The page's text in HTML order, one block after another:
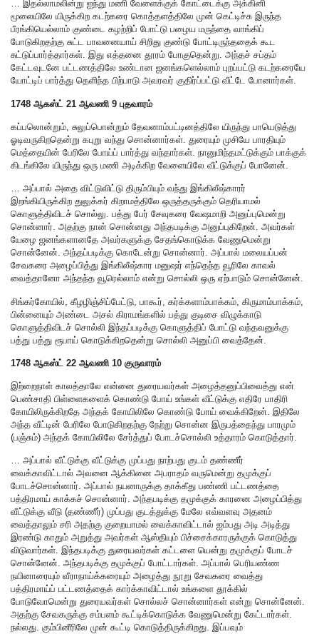
… இதல்லாமலின்று ஐந்து மணி வேளைக்குக் கோட்டைக்கு அக்கினி
மூலையிலே யிருக்கிற கடற்கரை கொத்தளத்திலே முன் கெட்டிச்சு இருந்த
பீரங்கியெல்லாம் குண்டை கழற்றிப் போட்டு பழைய மருந்தை வாங்கிப்
போடுகிறதற்கு சுட்ட பாவனையாய் சிறிது குண்டு போட்டிருந்ததைக் கூட
சுட்டுப்பார்த்தார்கள். இது எத்தனை தூரம் போகுதென்று. அந்தச் சப்தம்
கேட்டவுடனே பட்டணத்திலே உண்டான ஜனங்களெல்லாம் புறப்பட்டு கடற்கரையே
யோட்டிப் பார்த்து தெளிந்த பிற்பாடு அவரவர் குதிர்ப்பட்டு வீட்டே போனார்கள்.
1748 ஆகஸ்ட் 21 ஆவணி 9 புதவாரம்
கப்பலொன்றும், சுலுப்பொன்றும் தேவனாம்பட்டினத்திலே யிருந்து பாயெடுத்து
ஓடிவருகிறதென்று கபுறு வந்து சொன்னார்கள். துரையும் முசியே பாரதியும்
மெத்தையின் பேரிலே போய்ப் பார்த்து வந்தார்கள். நானுமிந்தமட்டுக்கும் பாக்குக்
கிடங்கிலே யிருந்து ஒரு மணி அடிக்கிற வேளையிலே வீட்டுக்குப் போனேன்.
… அப்பால் அதை விட்டுவிட்டு திரும்பியும் வந்து இங்கிலீஷ்காரர்
இறங்கியிருக்கிற துலுக்கர் கிறாமத்திலே ஒருத்தருக்கும் தெரியாமல்
கொளுத்திவிடச் சொல்லு. பத்து பேர் சேவுகரை வேஷமாறி அனுப்புமென்று
சொன்னார். அதற்கு நான் சொன்னது அந்தபடிக்கு அனுப்புகிறேன். அவர்கள்
யேழை ஜனங்களானதே அவர்களுக்கு சேதங்கொடுக்க வேணுமென்று
சொன்னேன். அந்தப்படிக்கு கொடேன்று சொன்னார். அப்பால் மலையப்பன்
சேவகரை அழைப்பித்து இங்கிலீஷ்கார மனுஷர் எந்தெந்த வூரிலே காவல்
வைத்தானோ அந்தந்த வூரெல்லாம் என்று சொல்லி ஒரு ஏற்பாடும் சொன்னேன்.
சிங்கர்கோயில், கீழழிஞ்சிப்பேட்டு, பாகூர், கர்க்களாம்பாக்கம், கிருமாம்பாக்கம்,
பின்னையும் அண்டை அசல் கிராமங்களில் பத்து குடிசை விழுக்காடு
கொளுத்திவிடச் சொல்லி இந்தப்படிக்கு கொளுத்திப் போட்டு வந்தவனுக்கு
பத்து பத்து ரூபாய் கொடுக்கிறதென்று சொல்லி அனுப்பி வைத்தேன்.
1748 ஆகஸ்ட் 22 ஆவணி 10 குருவாரம்
இற்றைநாள் காலத்தாலே என்னை துரையவர்கள் அழைத்தனுப்பிவைத்து என்
பெண்சாதி பிள்ளைகளைக் கொண்டு போய் உங்கள் வீட்டுக்கு எதிரே பாதிரி
கோயிலிருக்கிறதே அந்தக் கோயிலிலே கொண்டு போய் வைக்கிறேன். இதிலே
அந்த வீட்டின் பேரிலே போடுகிறதற்கு நேற்று சொன்ன இருபத்தைந்து பாரமும்
(பஞ்சும்) அந்தக் கோயிலிலே சேர்த்துப் போடச்சொல்லி உத்தாரம் கொடுத்தார்.
… அப்பால் வீட்டுக்கு வீட்டுக்கு முப்பது நாற்பது குடம் தண்ணீர்
வைக்காவிட்டால் அவனை ஆக்கினை அபராதம் வருமென்று தமுக்குப்
போடச்சொன்னார். அப்பால் நயனாருக்கு தாக்கீது பண்ணி பட்டணத்தை
பத்திரமாய் காக்கச் சொன்னார். அந்தபடிக்கு தமுக்குக் காரனை அழைப்பித்து
வீட்டுக்கு வீடு (தண்ணீர்) முப்பது குடத்துக்கு மேலே எவ்வளவு அதனம்
வைத்தாலும் சரி அதற்கு குறையாமல் வைக்காவிட்டால் ஐம்பது அடி அடித்து
இரண்டு காதும் அறுத்து அவர்கள் ஆஸ்தியும் பிச்சைக்காரருக்குக் கொடுத்து
விடுவார்கள். இந்தபடிக்கு துரையவர்கள் கட்டளை யென்று தமுக்குப் போடச்
சொன்னேன். அந்தபடிக்கு தமுக்குப் போட்டார்கள். அப்பால் பெரியண்ண
நயினாரையும் வீராநாய்க்கரையும் அழைத்து நூறு சேவகரை வைத்து
பத்திரமாய்ப் பட்டணத்தைக் கார்க்காவிட்டால் உங்களை தூக்கில்
போடுவோமென்று துரையவர்கள் சொல்லச் சொன்னார்கள் என்று சொன்னேன்.
அதற்கு சேவகருக்கு சம்பளம் கூட்டிக்கொடுக்க வேணுமென்று கேட்டார்கள்.
நல்லது. கும்பினீரிலே முன் கூட்டி கொடுத்திருக்கிறது. இப்பவும்